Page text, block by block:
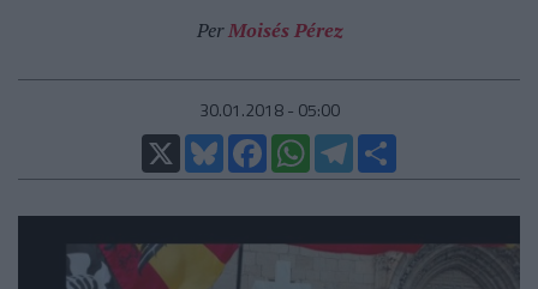
PerMoisés Pérez
30.01.2018 - 05:00
X
BlueskyFacebookWhatsAppTelegram